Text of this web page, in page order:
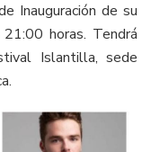
Inauguración de su
horas. Tendrá
Islantilla, sede